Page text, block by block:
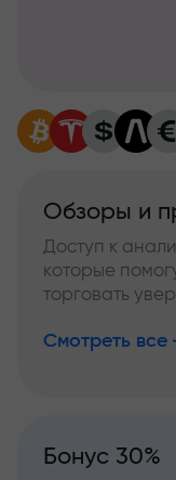
Обзоры и
Доступ к
которые
торговать
Смотреть все
Бонус 30%